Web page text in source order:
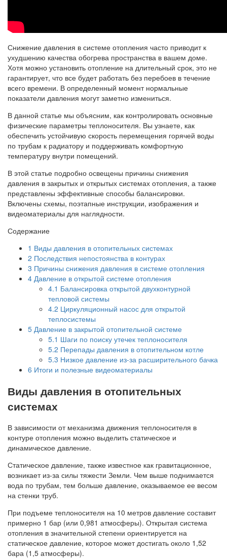
Снижение давления в системе отопления часто приводит к
ухудшению качества обогрева пространства в вашем доме.
Хотя можно установить отопление на длительный срок, это не
гарантирует, что все будет работать без перебоев в течение
всего времени. В определенный момент нормальные
показатели давления могут заметно измениться.
В данной статье мы объясним, как контролировать основные
физические параметры теплоносителя. Вы узнаете, как
обеспечить устойчивую скорость перемещения горячей воды
по трубам к радиатору и поддерживать комфортную
температуру внутри помещений.
В этой статье подробно освещены причины снижения
давления в закрытых и открытых системах отопления, а также
представлены эффективные способы балансировки.
Включены схемы, поэтапные инструкции, изображения и
видеоматериалы для наглядности.
Содержание
1 Виды давления в отопительных системах
2 Последствия непостоянства в контурах
3 Причины снижения давления в системе отопления
4 Давление в открытой системе отопления
4.1 Балансировка открытой двухконтурной
тепловой системы
4.2 Циркуляционный насос для открытой
теплосистемы
5 Давление в закрытой отопительной системе
5.1 Шаги по поиску утечек теплоносителя
5.2 Перепады давления в отопительном котле
5.3 Низкое давление из-за расширительного бачка
6 Итоги и полезные видеоматериалы
Виды давления в отопительных
системах
В зависимости от механизма движения теплоносителя в
контуре отопления можно выделить статическое и
динамическое давление.
Статическое давление, также известное как гравитационное,
возникает из-за силы тяжести Земли. Чем выше поднимается
вода по трубам, тем больше давление, оказываемое ее весом
на стенки труб.
При подъеме теплоносителя на 10 метров давление составит
примерно 1 бар (или 0,981 атмосферы). Открытая система
отопления в значительной степени ориентируется на
статическое давление, которое может достигать около 1,52
бара (1,5 атмосферы).